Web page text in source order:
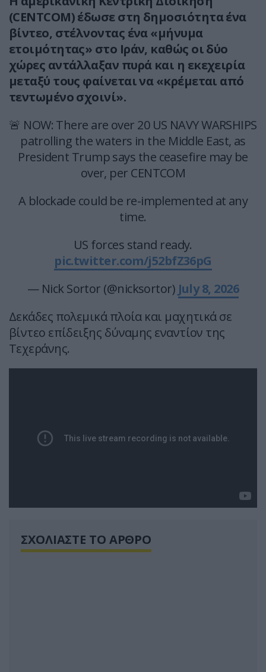
(CENTCOM) έδωσε στη δημοσιότητα ένα
βίντεο, στέλνοντας ένα «μήνυμα
ετοιμότητας» στο Ιράν, καθώς οι δύο
χώρες αντάλλαξαν πυρά και η εκεχειρία
μεταξύ τους φαίνεται να «κρέμεται από
τεντωμένο σχοινί».
🚨 NOW: There are over 20 US NAVY WARSHIPS
patrolling the waters in the Middle East, as
President Trump says the ceasefire may be
over, per CENTCOM
A blockade could be re-implemented at any
time.
US forces stand ready.
pic.twitter.com/j52bfZ36pG
— Nick Sortor (@nicksortor) July 8, 2026
Δεκάδες πολεμικά πλοία και μαχητικά σε
βίντεο επίδειξης δύναμης εναντίον της
Τεχεράνης.
ΣΧΟΛΙΑΣΤΕ ΤΟ ΑΡΘΡΟ